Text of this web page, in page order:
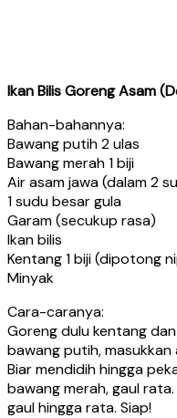
Ikan Bilis Goreng Asam
Bahan-bahannya:
Bawang putih 2 ulas
Bawang merah 1 biji
Air asam jawa (dalam 2
1 sudu besar gula
Garam (secukup rasa)
Ikan bilis
Kentang 1 biji (dipotong
Minyak
Cara-caranya:
Goreng dulu kentang
bawang putih, masukkan
Biar mendidih hingga
bawang merah, gaul
gaul hingga rata. Siap!